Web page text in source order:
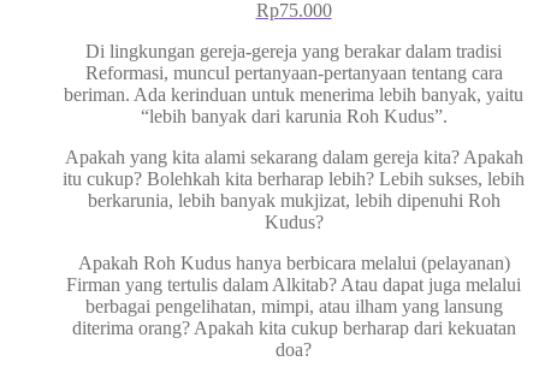
Rp75.000
Di lingkungan gereja-gereja yang berakar dalam tradisi
Reformasi, muncul pertanyaan-pertanyaan tentang cara
beriman. Ada kerinduan untuk menerima lebih banyak, yaitu
“lebih banyak dari karunia Roh Kudus”.
Apakah yang kita alami sekarang dalam gereja kita? Apakah
itu cukup? Bolehkah kita berharap lebih? Lebih sukses, lebih
berkarunia, lebih banyak mukjizat, lebih dipenuhi Roh
Kudus?
Apakah Roh Kudus hanya berbicara melalui (pelayanan)
Firman yang tertulis dalam Alkitab? Atau dapat juga melalui
berbagai pengelihatan, mimpi, atau ilham yang lansung
diterima orang? Apakah kita cukup berharap dari kekuatan
doa?